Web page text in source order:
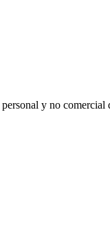
y no comercial